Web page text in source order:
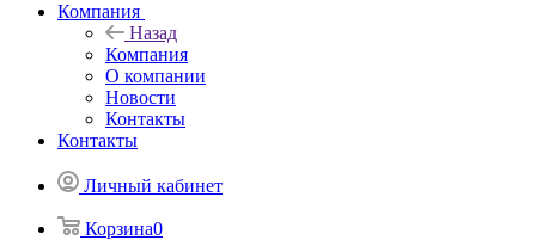
Компания
Назад
Компания
О компании
Новости
Контакты
Контакты
Личный кабинет
Корзина0